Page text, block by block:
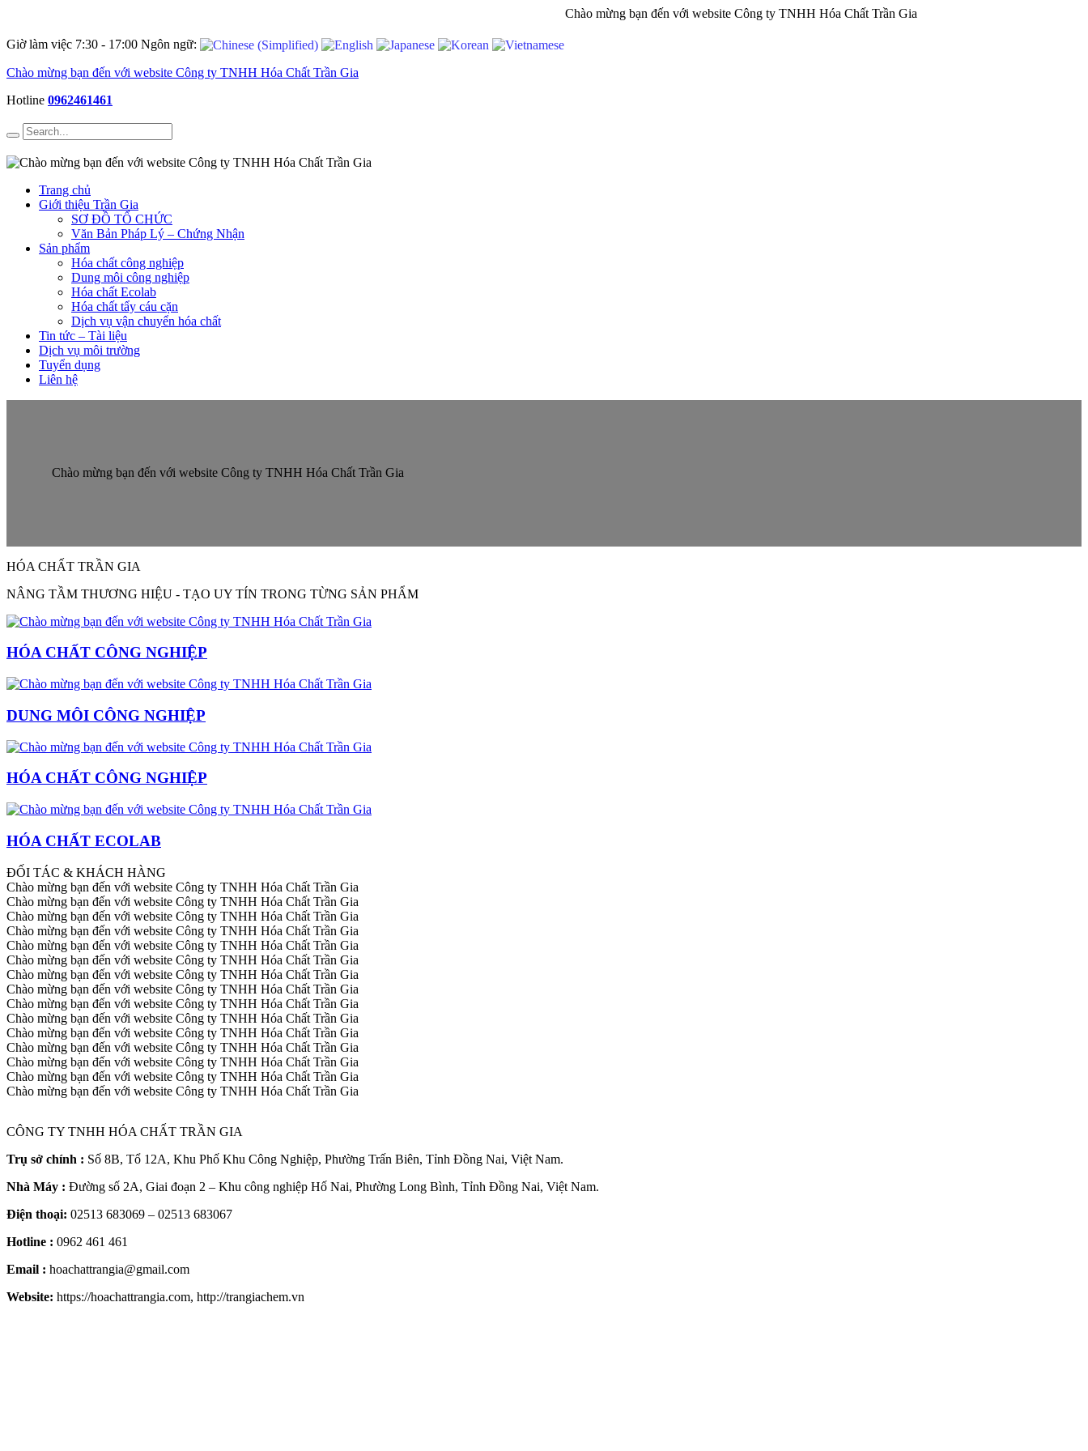
Chào mừng bạn đến với website Công ty TNHH Hóa Chất Trần Gia
Giờ làm việc 7:30 - 17:00 Ngôn ngữ:
Hotline 0962461461
Trang chủ
Giới thiệu Trần Gia
SƠ ĐỒ TỔ CHỨC
Văn Bản Pháp Lý – Chứng Nhận
Sản phẩm
Hóa chất công nghiệp
Dung môi công nghiệp
Hóa chất Ecolab
Hóa chất tẩy cáu cặn
Dịch vụ vận chuyển hóa chất
Tin tức – Tài liệu
Dịch vụ môi trường
Tuyển dụng
Liên hệ
HÓA CHẤT TRẦN GIA
NÂNG TẦM THƯƠNG HIỆU - TẠO UY TÍN TRONG TỪNG SẢN PHẨM
HÓA CHẤT CÔNG NGHIỆP
DUNG MÔI CÔNG NGHIỆP
HÓA CHẤT CÔNG NGHIỆP
HÓA CHẤT ECOLAB
ĐỐI TÁC & KHÁCH HÀNG
CÔNG TY TNHH HÓA CHẤT TRẦN GIA
Trụ sở chính : Số 8B, Tổ 12A, Khu Phố Khu Công Nghiệp, Phường Trấn Biên, Tỉnh Đồng Nai, Việt Nam.
Nhà Máy : Đường số 2A, Giai đoạn 2 – Khu công nghiệp Hố Nai, Phường Long Bình, Tỉnh Đồng Nai, Việt Nam.
Điện thoại: 02513 683069 – 02513 683067
Hotline : 0962 461 461
Email : hoachattrangia@gmail.com
Website: https://hoachattrangia.com, http://trangiachem.vn